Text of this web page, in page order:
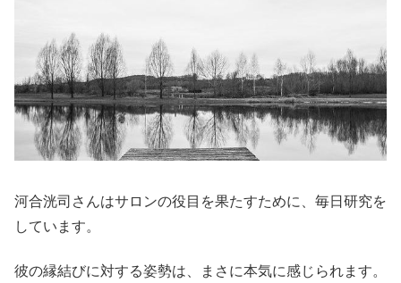
河合洸司さんはサロンの役目を果たすために、毎日研究を
しています。
彼の縁結びに対する姿勢は、まさに本気に感じられます。